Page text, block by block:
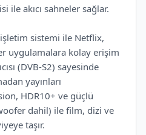
ile akıcı sahneler sağlar.
sistemi ile Netflix,
uygulamalara kolay erişim
(DVB-S2) sayesinde
yayınları
HDR10+ ve güçlü
dahil) ile film, dizi ve
taşır.